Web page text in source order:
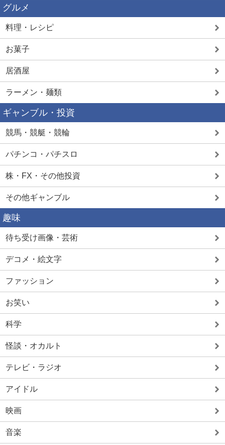
グルメ
料理・レシピ
お菓子
居酒屋
ラーメン・麺類
ギャンブル・投資
競馬・競艇・競輪
パチンコ・パチスロ
株・FX・その他投資
その他ギャンブル
趣味
待ち受け画像・芸術
デコメ・絵文字
ファッション
お笑い
科学
怪談・オカルト
テレビ・ラジオ
アイドル
映画
音楽